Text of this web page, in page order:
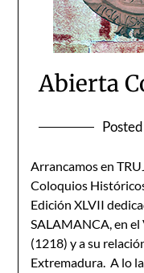
Abierta
Arrancamos en
Coloquios
Edición XLVII
SALAMANCA, en
(1218) y a su
Extremadura. A lo